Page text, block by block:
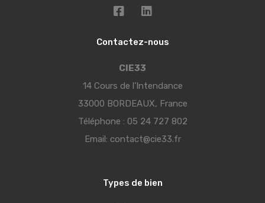
Contactez-nous
CIE33
14 Cours de l’Intendance
33000 BORDEAUX, France
Téléphone : 05 24 727 802
Email: contact@cie33.fr
Types de bien